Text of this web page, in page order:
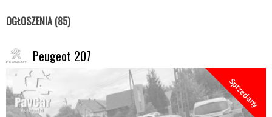
OGŁOSZENIA (85)
Peugeot 207
Sprzedany